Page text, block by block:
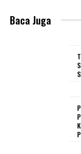
Baca Juga